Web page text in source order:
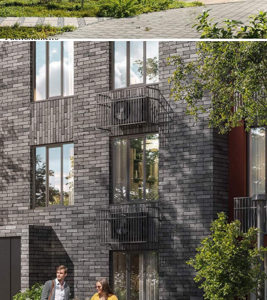
Зеленодольск
Адрес
поселок Октябрьский, , д.1
Расположено
Этаж
-1
Предлагается
Продажа
Желаемый / подходящий вид деятельности
Не указано
Назначение
Не указано
Размер площади (м2)
3.6
Цена за помещение
292 608 руб.
О помещении